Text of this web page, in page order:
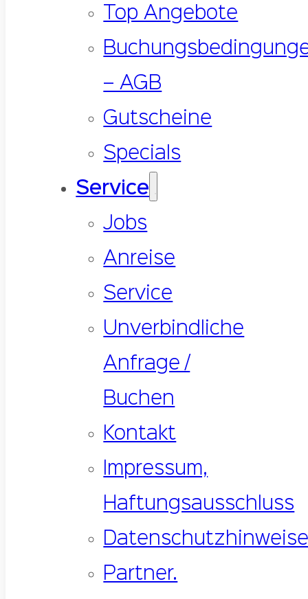
Top Angebote
– AGB
Gutscheine
Specials
Service
Jobs
Anreise
Service
Unverbindliche
Anfrage /
Buchen
Kontakt
Impressum,
Haftungsausschluss
Partner.